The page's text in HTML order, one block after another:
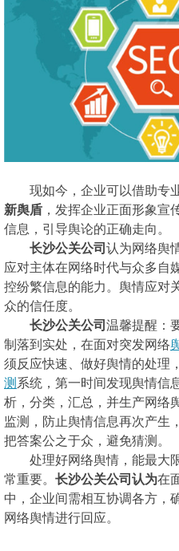
现如今，企业可以借助专
新舆盾 ， 发挥企业正面形象宣
信息，引导舆论的正确走向。
长沙公关公司 认为网络舆
应对主体在网络时代与众多自
控纷繁信息的能力。舆情应对
众的信任度。
长沙公关公司 温馨提醒：
制落到实处， 在面对突发网络
须反应快速、 做好舆情的处理
测 系统，第一时间发现舆情信
析，分类，汇总，并生产网络
监测，防止舆情信息再次产生，
把答案公之于众， 避免猜测。
处理好网络舆情，能最大
常重要。 长沙公关公司认为在
中，企业间需相互协调各方，
网络舆情进行回应。